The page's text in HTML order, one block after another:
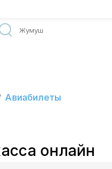
Авиабилеты
онлайн